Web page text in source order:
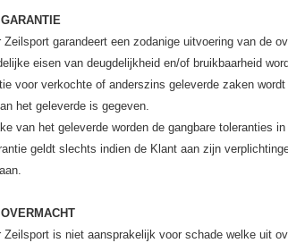
garandeert een zodanige uitvoering van de
eisen van deugdelijkheid en/of bruikbaarheid
voor verkochte of anderszins geleverde zaken
het geleverde is gegeven.
van het geleverde worden de gangbare toleranties
geldt slechts indien de Klant aan zijn
Zeilsport is niet aansprakelijk voor schade welke uit